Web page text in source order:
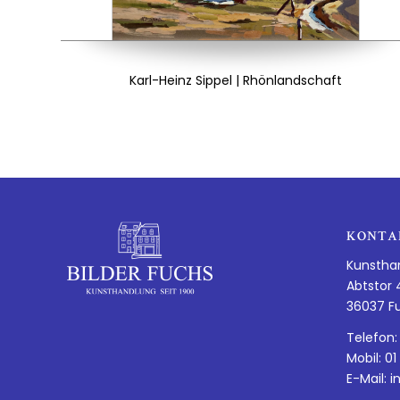
Karl-Heinz Sippel | Rhönlandschaft
Abtstor
36037
Mobil:
E-Mail: